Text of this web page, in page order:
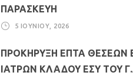
ΠΑΡΑΣΚΕΥΗ
5 ΙΟΥΝΊΟΥ, 2026
ΠΡΟΚΗΡΥΞΗ ΕΠΤΑ ΘΕΣΕΩΝ
ΙΑΤΡΩΝ ΚΛΑΔΟΥ ΕΣΥ ΤΟΥ